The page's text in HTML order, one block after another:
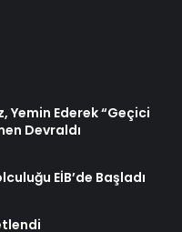
Yemin Ederek “Geçici
Devraldı
EİB’de Başladı